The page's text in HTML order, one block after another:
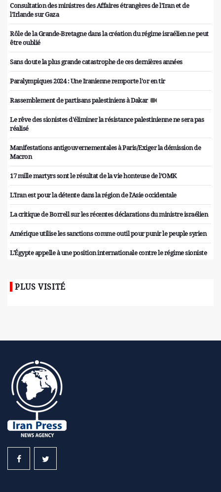
Consultation des ministres des Affaires étrangères de l'Iran et de
l'Irlande sur Gaza
Rôle de la Grande-Bretagne dans la création du régime israélien ne peut
être oublié
Sans doute la plus grande catastrophe de ces dernières années
Paralympiques 2024 : Une Iranienne remporte l'or en tir
Rassemblement de partisans palestiniens à Dakar
Le rêve des sionistes d'éliminer la résistance palestinienne ne sera pas
réalisé
Manifestations antigouvernementales à Paris/Exiger la démission de
Macron
17 mille martyrs sont le résultat de la vie honteuse de l’OMK
L'Iran est pour la détente dans la région de l'Asie occidentale
La critique de Borrell sur les récentes déclarations du ministre israélien
Amérique utilise les sanctions comme outil pour punir le peuple syrien
L'Égypte appelle à une position internationale contre le régime sioniste
PLUS VISITÉ